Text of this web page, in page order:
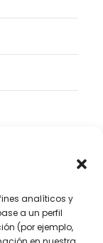
analíticos y
a un perfil
(por ejemplo,